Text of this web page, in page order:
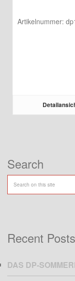
Artikelnummer:
Search
Recent Posts
DAS DP-